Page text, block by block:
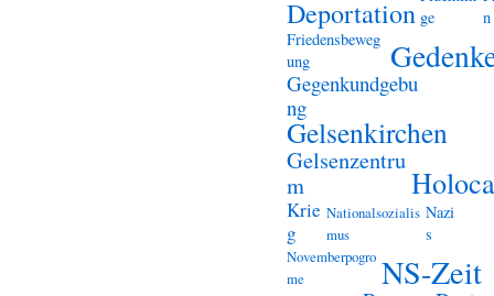
Deportation ge
n
Friedensbeweg
ung
Gegenkundgebu
ng
Gelsenkirchen
Gelsenzentru
m
Krie
g
Nationalsozialis
mus
Nazi
s
Novemberpogro
me
NS-Zeit